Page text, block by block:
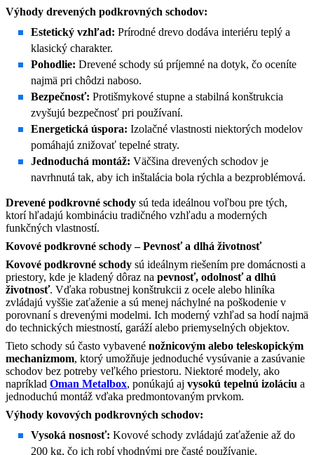
Výhody drevených podkrovných schodov:
Estetický vzhľad: Prírodné drevo dodáva interiéru teplý a
klasický charakter.
Pohodlie: Drevené schody sú príjemné na dotyk, čo oceníte
najmä pri chôdzi naboso.
Bezpečnosť: Protišmykové stupne a stabilná konštrukcia
zvyšujú bezpečnosť pri používaní.
Energetická úspora: Izolačné vlastnosti niektorých modelov
pomáhajú znižovať tepelné straty.
Jednoduchá montáž: Väčšina drevených schodov je
navrhnutá tak, aby ich inštalácia bola rýchla a bezproblémová.
Drevené podkrovné schody sú teda ideálnou voľbou pre tých,
ktorí hľadajú kombináciu tradičného vzhľadu a moderných
funkčných vlastností.
Kovové podkrovné schody – Pevnosť a dlhá životnosť
Kovové podkrovné schody sú ideálnym riešením pre domácnosti a
priestory, kde je kladený dôraz na pevnosť, odolnosť a dlhú
životnosť. Vďaka robustnej konštrukcii z ocele alebo hliníka
zvládajú vyššie zaťaženie a sú menej náchylné na poškodenie v
porovnaní s drevenými modelmi. Ich moderný vzhľad sa hodí najmä
do technických miestností, garáží alebo priemyselných objektov.
Tieto schody sú často vybavené nožnicovým alebo teleskopickým
mechanizmom, ktorý umožňuje jednoduché vysúvanie a zasúvanie
schodov bez potreby veľkého priestoru. Niektoré modely, ako
napríklad Oman Metalbox, ponúkajú aj vysokú tepelnú izoláciu a
jednoduchú montáž vďaka predmontovaným prvkom.
Výhody kovových podkrovných schodov:
Vysoká nosnosť: Kovové schody zvládajú zaťaženie až do
200 kg, čo ich robí vhodnými pre časté používanie.